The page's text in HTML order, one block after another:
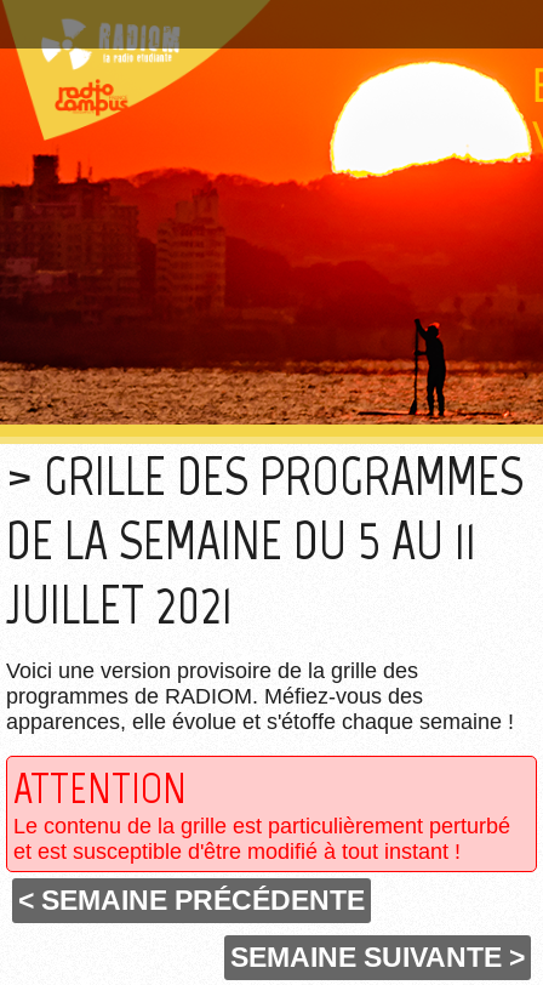
GRILLE DES PROGRAMMES
DE LA SEMAINE DU 5 AU 11
JUILLET 2021
Voici une version provisoire de la grille des
programmes de RADIOM. Méfiez-vous des
apparences, elle évolue et s'étoffe chaque semaine !
ATTENTION
Le contenu de la grille est particulièrement perturbé
et est susceptible d'être modifié à tout instant !
< SEMAINE PRÉCÉDENTE
SEMAINE SUIVANTE >